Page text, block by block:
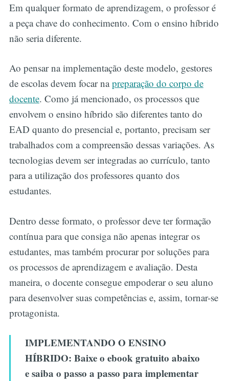
Em qualquer formato de aprendizagem, o professor é
a peça chave do conhecimento. Com o ensino híbrido
não seria diferente.
Ao pensar na implementação deste modelo, gestores
de escolas devem focar napreparação do corpo de
docente. Como já mencionado, os processos que
envolvem o ensino híbrido são diferentes tanto do
EAD quanto do presencial e, portanto, precisam ser
trabalhados com a compreensão dessas variações. As
tecnologias devem ser integradas ao currículo, tanto
para a utilização dos professores quanto dos
estudantes.
Dentro desse formato, o professor deve ter formação
contínua para que consiga não apenas integrar os
estudantes, mas também procurar por soluções para
os processos de aprendizagem e avaliação. Desta
maneira, o docente consegue empoderar o seu aluno
para desenvolver suas competências e, assim, tornar-se
protagonista.
IMPLEMENTANDO O ENSINO
HÍBRIDO: Baixe o ebook gratuito abaixo
e saiba o passo a passo para implementar